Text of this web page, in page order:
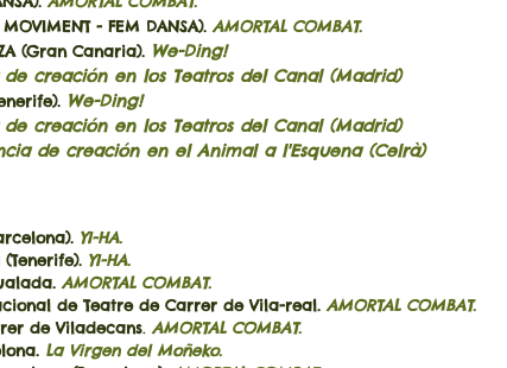
- FEM DANSA). AMORTAL COMBAT.
(Gran Canaria). We-Ding!
de creación en los Teatros del Canal (Madrid)
We-Ding!
de creación en los Teatros del Canal (Madrid)
de creación en el Animal a l'Esquena (Celrà)
YI-HA.
YI-HA.
AMORTAL COMBAT.
de Teatre de Carrer de Vila-real. AMORTAL COMBAT.
de Viladecans. AMORTAL COMBAT.
La Virgen del Moñeko.